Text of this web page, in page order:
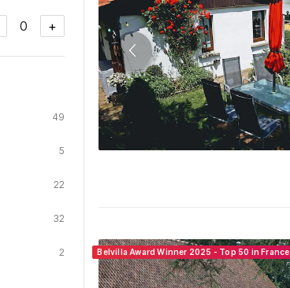
0 +
49
5
22
32
2 Belvilla Award Winner 2025 - Top 50 in France